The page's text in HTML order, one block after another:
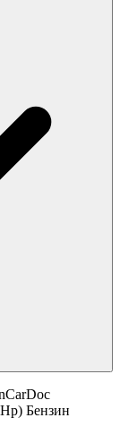
Бензин